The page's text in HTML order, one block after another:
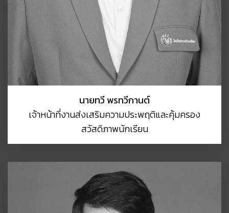
นายทวี พรทวีกานต์
เจ้าหน้าที่งานส่งเสริมความประพฤติและคุ้มครอง
สวัสดิภาพนักเรียน